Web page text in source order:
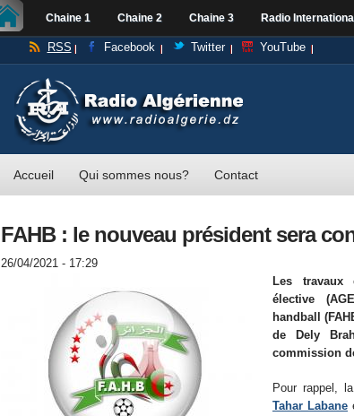
Chaine 1 Chaine 2 Chaine 3 Radio International
RSS Facebook Twitter YouTube
Accueil Qui sommes nous? Contact
FAHB : le nouveau président sera
26/04/2021 - 17:29
Les travaux
élective
handball
de Dely
commission
Pour rappel,
Tahar Labane